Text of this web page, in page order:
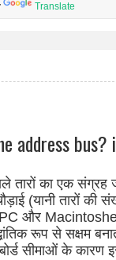
Translate
bus?
तारों का एक
(यानी तारों की
और
रूप से सक्षम
सीमाओं के कारण